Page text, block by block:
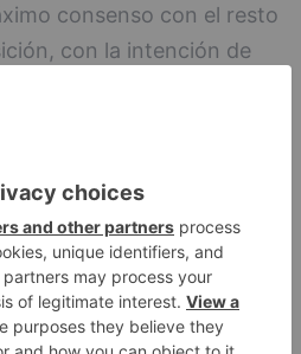
consenso con el resto
con la intención de